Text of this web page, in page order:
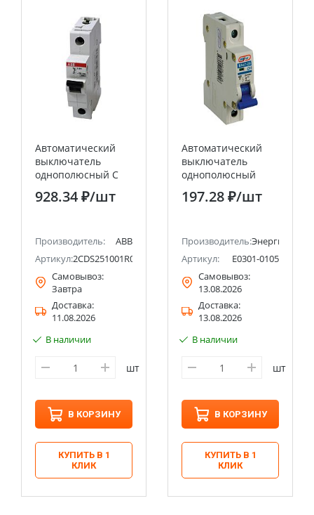
Автоматический
выключатель
однополюсный C
32А 6кА S201 ABB
928.34 ₽/шт
Производитель:
ABB
Артикул:2CDS251001R0324
Самовывоз:
Завтра
Доставка:
11.08.2026
В наличии
шт
В КОРЗИНУ
КУПИТЬ В 1
КЛИК
Автоматический
выключатель
однополюсный
ВА47-29 1P 10А (С)
6кА ЭНЕРГИЯ
197.28 ₽/шт
Производитель:Энергия
Артикул:
Е0301-0105
Самовывоз:
13.08.2026
Доставка:
13.08.2026
В наличии
шт
В КОРЗИНУ
КУПИТЬ В 1
КЛИК